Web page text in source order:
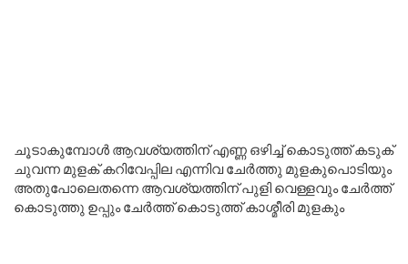
ചൂടാകുമ്പോൾ ആവശ്യത്തിന് എണ്ണ ഒഴിച്ച് കൊടുത്ത് കടുക്
ചുവന്ന മുളക് കറിവേപ്പില എന്നിവ ചേർത്തു മുളകുപൊടിയും
അതുപോലെതന്നെ ആവശ്യത്തിന് പുളി വെള്ളവും ചേർത്ത്
കൊടുത്തു ഉപ്പും ചേർത്ത് കൊടുത്ത് കാശ്മീരി മുളകും